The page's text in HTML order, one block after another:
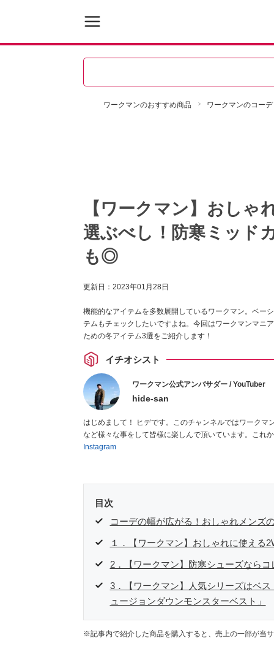
ワークマンのおすすめ商品 ワークマンのコーデ
【ワークマン】おしゃ
選ぶべし！防寒ミッド
も◎
更新日： 2023年01月28日
機能的なアイテムを多数展開しているワークマン。ベー
テムもチェックしたいですよね。今回はワークマンマニ
ための冬アイテム3選をご紹介します！
イチオシスト
ワークマン公式アンバサダー / YouTuber
hide-san
はじめまして！ ヒデです。このチャンネルではワーク
など様々な事をして皆様に楽しんで頂いています。これ
Instagram
目次
コーデの幅が広がる！おしゃれメンズ
１．【ワークマン】おしゃれに使える
2．【ワークマン】防寒シューズなら
3．【ワークマン】人気シリーズはベ
ュージョンダウンモンスターベスト」
※記事内で紹介した商品を購入すると、売上の一部が当